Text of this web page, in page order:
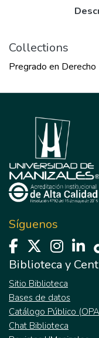
Collections
Pregrado en Derecho
Síguenos
Biblioteca y
Sitio Biblioteca
Bases de datos
Catálogo Público
Chat Biblioteca